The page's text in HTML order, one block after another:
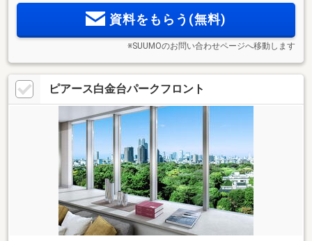
町」駅から「東京」駅直通6分、都心の主要駅が10分圏。芝公
園・増上寺近接。
資料をもらう(無料)
※SUUMOのお問い合わせページへ移動します
ピアース白金台パークフロント